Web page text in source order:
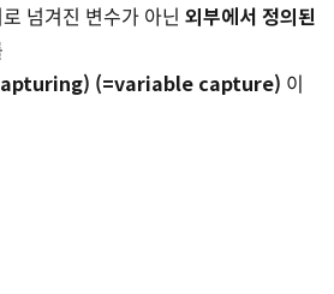
넘겨진 변수가 아닌 외부에서 정의된
(=variable capture) 이